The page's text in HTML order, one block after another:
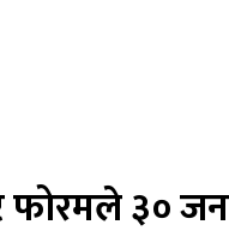
फोरमले ३०